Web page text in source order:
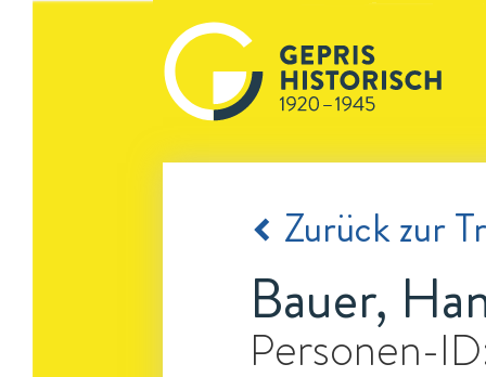
Zurück zur
Bauer,
Personen-